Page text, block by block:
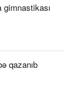
gimnastikası
qazanıb